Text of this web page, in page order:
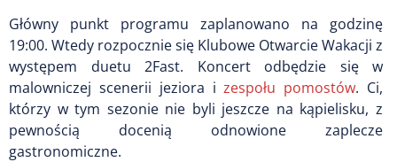
Główny punkt programu zaplanowano na godzinę
19:00. Wtedy rozpocznie się Klubowe Otwarcie Wakacji z
występem duetu 2Fast. Koncert odbędzie się w
malowniczej scenerii jeziora izespołu pomostów. Ci,
którzy w tym sezonie nie byli jeszcze na kąpielisku, z
pewnością docenią odnowione zaplecze
gastronomiczne.